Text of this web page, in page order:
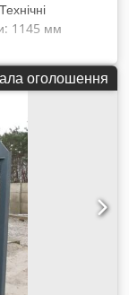
1145 мм
жерстяні
отвору: Д:
Загальна
т
близько
компактна
плити
на
1000 x
стрічка
оголошення